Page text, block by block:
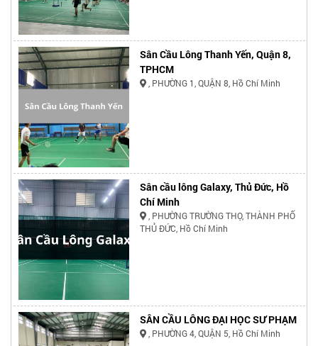
Sân Cầu Lông Thanh Yến, Quận 8,
TPHCM
, PHƯỜNG 1, QUẬN 8, Hồ Chí Minh
Sân cầu lông Galaxy, Thủ Đức, Hồ
Chí Minh
, PHƯỜNG TRƯỜNG THỌ, THÀNH PHỐ
THỦ ĐỨC, Hồ Chí Minh
SÂN CẦU LÔNG ĐẠI HỌC SƯ PHẠM
, PHƯỜNG 4, QUẬN 5, Hồ Chí Minh